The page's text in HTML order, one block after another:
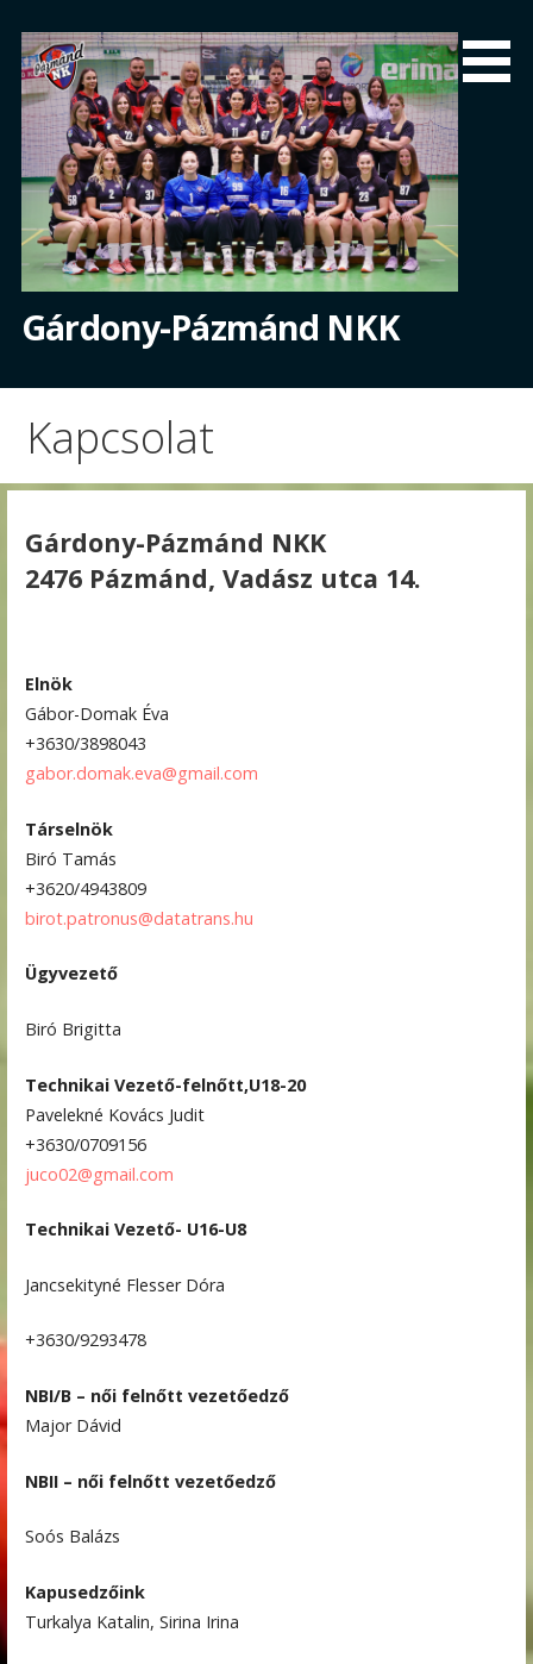
content
Gárdony-Pázmánd NKK
Kapcsolat
Gárdony-Pázmánd NKK
2476 Pázmánd, Vadász utca 14.
Elnök
Gábor-Domak Éva
+3630/3898043
gabor.domak.eva@gmail.com
Társelnök
Biró Tamás
+3620/4943809
birot.patronus@datatrans.hu
Ügyvezető
Biró Brigitta
Technikai Vezető-felnőtt,U18-20
Pavelekné Kovács Judit
+3630/0709156
juco02@gmail.com
Technikai Vezető- U16-U8
Jancsekityné Flesser Dóra
+3630/9293478
NBI/B – női felnőtt vezetőedző
Major Dávid
NBII – női felnőtt vezetőedző
Soós Balázs
Kapusedzőink
Turkalya Katalin, Sirina Irina